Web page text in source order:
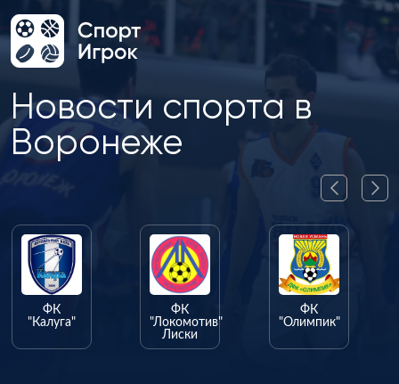
Новости спорта в
Воронеже
ФК
"Калуга"
ФК
"Локомотив"
Лиски
ФК
"Олимпик"